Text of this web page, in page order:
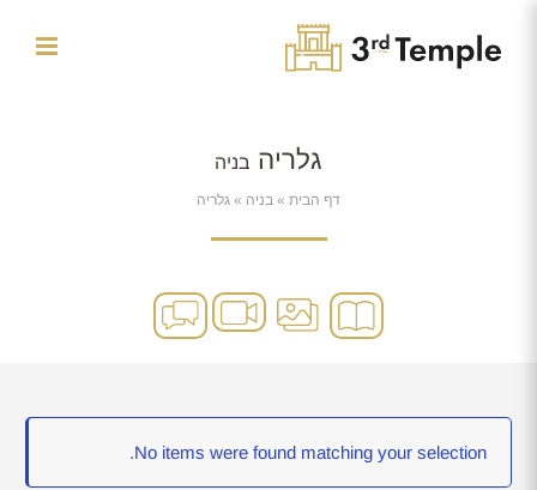
לתוכן
גלריה בניה
דף הבית » בניה » גלריה
No items were found matching your selection.